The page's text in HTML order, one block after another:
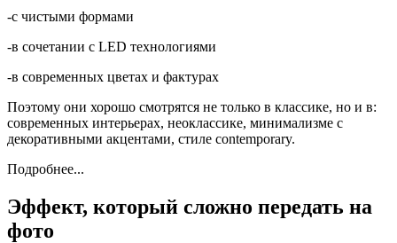
-с чистыми формами
-в сочетании с LED технологиями
-в современных цветах и ​​фактурах
Поэтому они хорошо смотрятся не только в классике, но и в:
современных интерьерах, неоклассике, минимализме с
декоративными акцентами, стиле contemporary.
Подробнее...
Эффект, который сложно передать на
фото